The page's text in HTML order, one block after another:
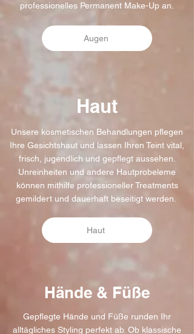
professionelles Permanent Make-Up an.
Augen
Haut
Unsere kosmetischen Behandlungen pflegen
Ihre Gesichtshaut und lassen Ihren Teint vital,
frisch, jugendlich und gepflegt aussehen.
Unreinheiten und andere Hautprobeleme
können mithilfe professioneller Treatments
gemildert und dauerhaft beseitigt werden.
Haut
Hände & Füße
Gepflegte Hände und Füße runden Ihr
alltägliches Styling perfekt ab. Ob klassische